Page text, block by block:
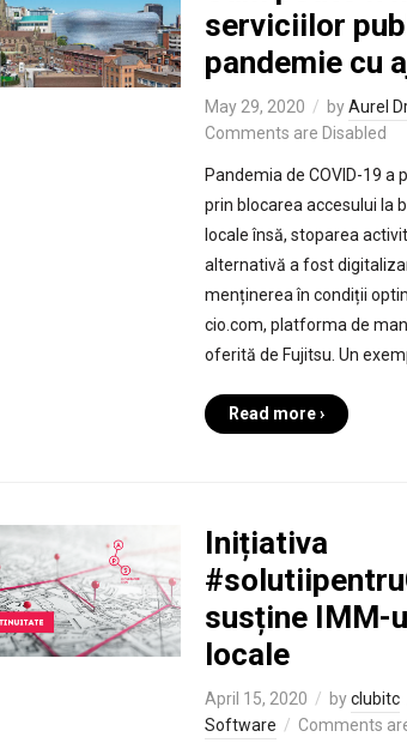
serviciilor
pandemie cu
May 29, 2020 byAurel
Comments are Disabled
Pandemia de COVID-19
prin blocarea accesului la
locale însă, stoparea
alternativă a fost
menținerea în condiții
cio.com, platforma de
oferită de Fujitsu. Un
Read more ›
Inițiativa
susține IMM-
locale
April 15, 2020 byclubitc
Software
Comments